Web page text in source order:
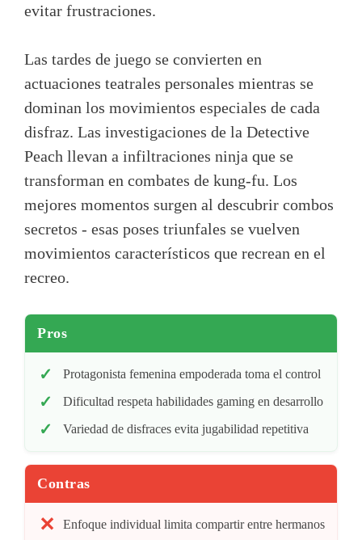
evitar frustraciones.
Las tardes de juego se convierten en
actuaciones teatrales personales mientras se
dominan los movimientos especiales de cada
disfraz. Las investigaciones de la Detective
Peach llevan a infiltraciones ninja que se
transforman en combates de kung-fu. Los
mejores momentos surgen al descubrir combos
secretos - esas poses triunfales se vuelven
movimientos característicos que recrean en el
recreo.
Pros
Protagonista femenina empoderada toma el control
Dificultad respeta habilidades gaming en desarrollo
Variedad de disfraces evita jugabilidad repetitiva
Contras
Enfoque individual limita compartir entre hermanos